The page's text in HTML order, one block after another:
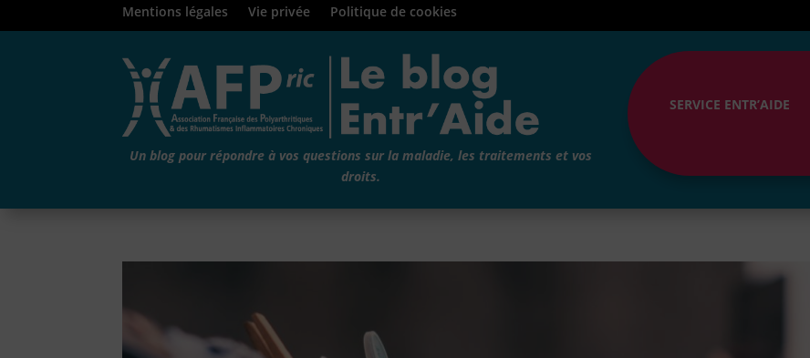
Mentions légales Vie privée Politique de cookies
Un blog pour répondre à vos questions sur la maladie, les traitements et vos
droits.
SERVICE ENTR’AIDE